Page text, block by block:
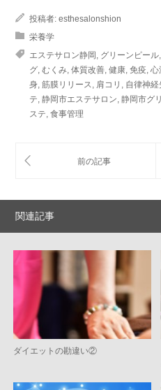
投稿者: esthesalonshion
栄養学
エステサロン静岡 , グリーンピール,
グ, むくみ, 体質改善, 健康, 免疫, 心
身, 筋膜リリース, 肩コリ , 自律神経
テ, 静岡市エステサロン, 静岡市グ
ステ, 食事管理
関連記事
ダイエットの勘違い②